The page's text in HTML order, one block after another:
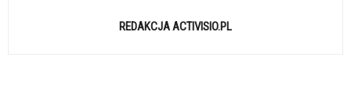
REDAKCJA ACTIVISIO.PL